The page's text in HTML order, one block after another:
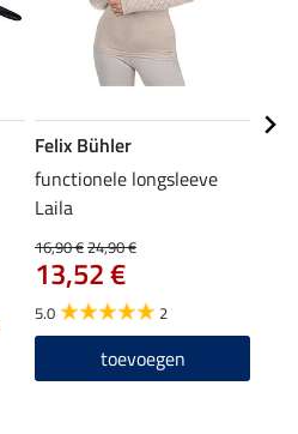
Felix Bühler
functionele longsleeve
Laila
16,90 €24,90 €
13,52 €
5.0 2
toevoegen